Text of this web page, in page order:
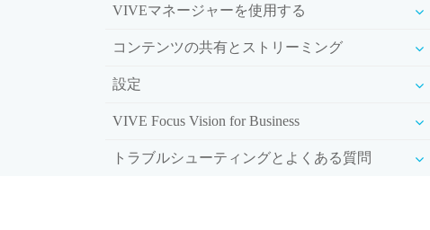
VIVEマネージャーを使用する
コンテンツの共有とストリーミング
設定
VIVE Focus Vision for Business
トラブルシューティングとよくある質問